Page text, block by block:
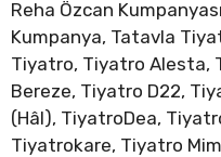
Reha Özcan
Kumpanya, Tatavla
Tiyatro, Tiyatro Alesta,
Bereze, Tiyatro D22,
(Hâl), TiyatroDea,
Tiyatrokare, Tiyatro